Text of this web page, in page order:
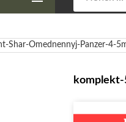
Shar-Omednennyj-Panzer-4-